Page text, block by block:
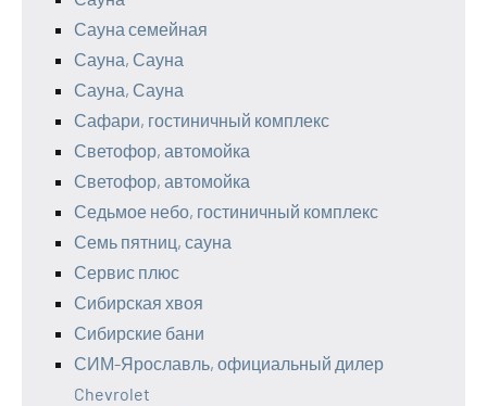
Сауна семейная
Сауна, Сауна
Сауна, Сауна
Сафари, гостиничный комплекс
Светофор, автомойка
Светофор, автомойка
Седьмое небо, гостиничный комплекс
Семь пятниц, сауна
Сервис плюс
Сибирская хвоя
Сибирские бани
СИМ-Ярославль, официальный дилер
Chevrolet